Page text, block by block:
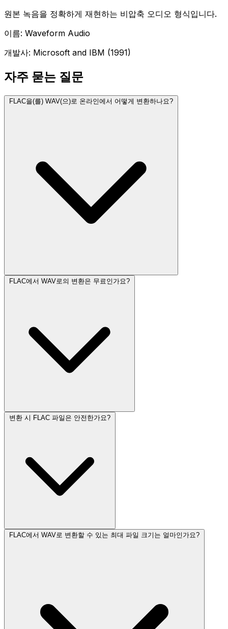
원본 녹음을 정확하게 재현하는 비압축 오디오 형식입니다.
이름: Waveform Audio
개발사: Microsoft and IBM (1991)
자주 묻는 질문
FLAC을(를) WAV(으)로 온라인에서 어떻게 변환하나요?
FLAC에서 WAV로의 변환은 무료인가요?
변환 시 FLAC 파일은 안전한가요?
FLAC에서 WAV로 변환할 수 있는 최대 파일 크기는 얼마인가요?